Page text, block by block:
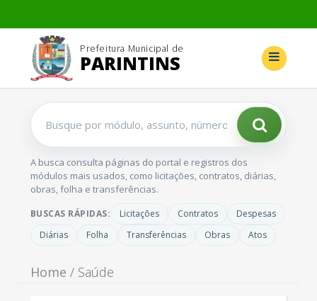
Prefeitura Municipal de
PARINTINS
Buscar
no
A busca consulta páginas do portal e registros dos
módulos mais usados, como licitações, contratos, diárias,
obras, folha e transferências.
BUSCAS RÁPIDAS: Licitações Contratos
Despesas
Diárias
Folha Transferências Obras Atos
Home / Saúde